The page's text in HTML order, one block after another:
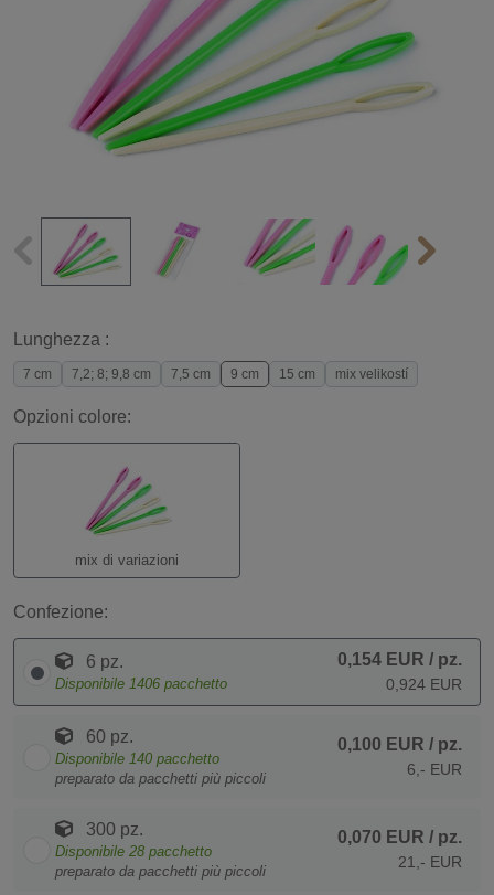
Lunghezza :
7 cm 7,2; 8; 9,8 cm 7,5 cm 9 cm 15 cm mix velikostí
Opzioni colore:
mix di variazioni
Confezione:
6 pz.
Disponibile 1406 pacchetto
0,154 EUR / pz.
0,924 EUR
60 pz.
Disponibile 140 pacchetto
preparato da pacchetti più piccoli
0,100 EUR / pz.
6,- EUR
300 pz.
Disponibile 28 pacchetto
preparato da pacchetti più piccoli
0,070 EUR / pz.
21,- EUR